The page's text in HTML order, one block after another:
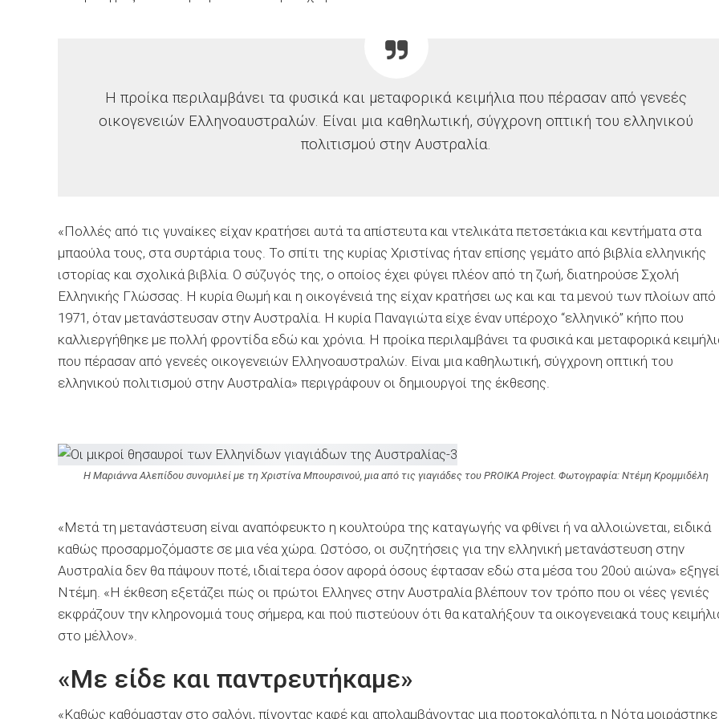
Η προίκα περιλαμβάνει τα φυσικά και μεταφορικά κειμήλια που πέρασαν από γενεές
οικογενειών Ελληνοαυστραλών. Είναι μια καθηλωτική, σύγχρονη οπτική του ελληνικού
πολιτισμού στην Αυστραλία.
«Πολλές από τις γυναίκες είχαν κρατήσει αυτά τα απίστευτα και ντελικάτα πετσετάκια και κεντήματα στα
μπαούλα τους, στα συρτάρια τους. Το σπίτι της κυρίας Χριστίνας ήταν επίσης γεμάτο από βιβλία ελληνικής
ιστορίας και σχολικά βιβλία. Ο σύζυγός της, ο οποίος έχει φύγει πλέον από τη ζωή, διατηρούσε Σχολή
Ελληνικής Γλώσσας. Η κυρία Θωμή και η οικογένειά της είχαν κρατήσει ως και και τα μενού των πλοίων
1971, όταν μετανάστευσαν στην Αυστραλία. Η κυρία Παναγιώτα είχε έναν υπέροχο “ελληνικό” κήπο που
καλλιεργήθηκε με πολλή φροντίδα εδώ και χρόνια. Η προίκα περιλαμβάνει τα φυσικά και μεταφορικά
που πέρασαν από γενεές οικογενειών Ελληνοαυστραλών. Είναι μια καθηλωτική, σύγχρονη οπτική του
ελληνικού πολιτισμού στην Αυστραλία» περιγράφουν οι δημιουργοί της έκθεσης.
Η Μαριάννα Αλεπίδου συνομιλεί με τη Χριστίνα Μπουρσινού, μια από τις γιαγιάδες του PROIKA Project. Φωτογραφία: Ντέμη Κρομμιδέλη
«Μετά τη μετανάστευση είναι αναπόφευκτο η κουλτούρα της καταγωγής να φθίνει ή να αλλοιώνεται, ειδικά
καθώς προσαρμοζόμαστε σε μια νέα χώρα. Ωστόσο, οι συζητήσεις για την ελληνική μετανάστευση στην
Αυστραλία δεν θα πάψουν ποτέ, ιδιαίτερα όσον αφορά όσους έφτασαν εδώ στα μέσα του 20ού αιώνα»
Ντέμη. «Η έκθεση εξετάζει πώς οι πρώτοι Ελληνες στην Αυστραλία βλέπουν τον τρόπο που οι νέες γενιές
εκφράζουν την κληρονομιά τους σήμερα, και πού πιστεύουν ότι θα καταλήξουν τα οικογενειακά τους
στο μέλλον».
«Με είδε και παντρευτήκαμε»
«Καθώς καθόμασταν στο σαλόνι, πίνοντας καφέ και απολαμβάνοντας μια πορτοκαλόπιτα, η Νότα μοιράστηκε